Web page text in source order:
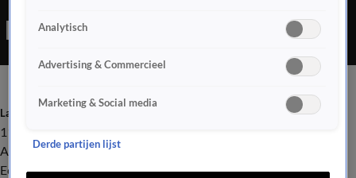
Laatste nieuws
112
Advies & Tips
Economie
Analytisch
Advertising & Commercieel
Marketing & Social media
Derde partijen lijst